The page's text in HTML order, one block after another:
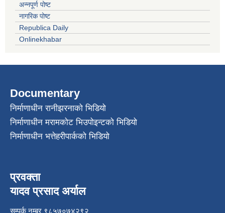
अन्नपूर्ण पोष्ट
नागरिक पोष्ट
Republica Daily
Onlinekhabar
Documentary
निर्माणाधीन रानीझरनाको भिडियो
निर्माणाधीन मरामकोट भिउपोइन्टको भिडियो
निर्माणाधीन भत्तेहरीपार्कको भिडियो
प्रवक्ता
यादव प्रसाद अर्याल
सम्पर्क नम्बर ९८५७०७४२९२